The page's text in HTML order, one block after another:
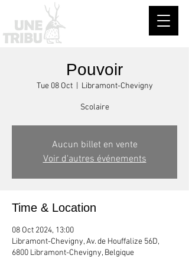
Pouvoir
Tue 08 Oct
  |
Libramont-Chevigny
Scolaire
Aucun billet en vente
Voir d'autres événements
Time & Location
08 Oct 2024, 13:00
Libramont-Chevigny, Av. de Houffalize 56D,
6800 Libramont-Chevigny, Belgique